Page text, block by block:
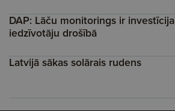
DAP: Lāču monitorings ir investīcija
iedzīvotāju drošībā
Latvijā sākas solārais rudens